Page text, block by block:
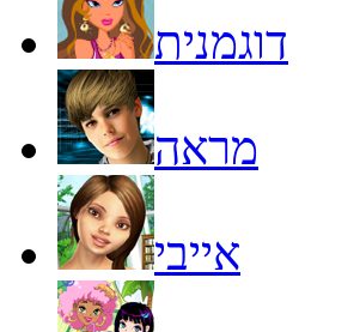
דוגמנית
מראה
אייבי